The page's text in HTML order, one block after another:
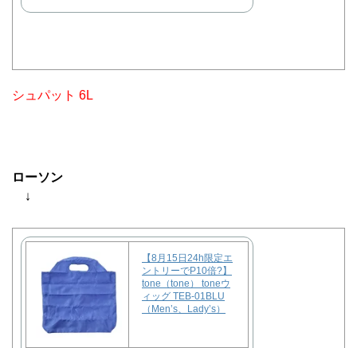
シュパット 6L
ローソン
↓
【8月15日24h限定エ
ントリーでP10倍?】
tone（tone） toneウ
ィッグ TEB-01BLU
（Men’s、Lady’s）